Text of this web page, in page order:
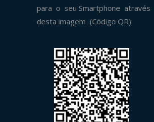
para o seu Smartphone através
desta imagem (Código QR):